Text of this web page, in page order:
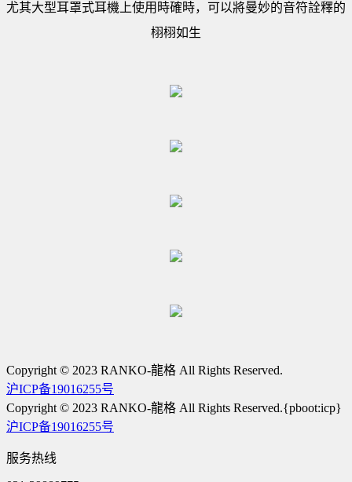
尤其大型耳罩式耳機上使用時確時，可以將曼妙的音符詮釋的
栩栩如生
Copyright © 2023 RANKO-龍格 All Rights Reserved.
沪ICP备19016255号
Copyright © 2023 RANKO-龍格 All Rights Reserved.{pboot:icp}
沪ICP备19016255号
服务热线